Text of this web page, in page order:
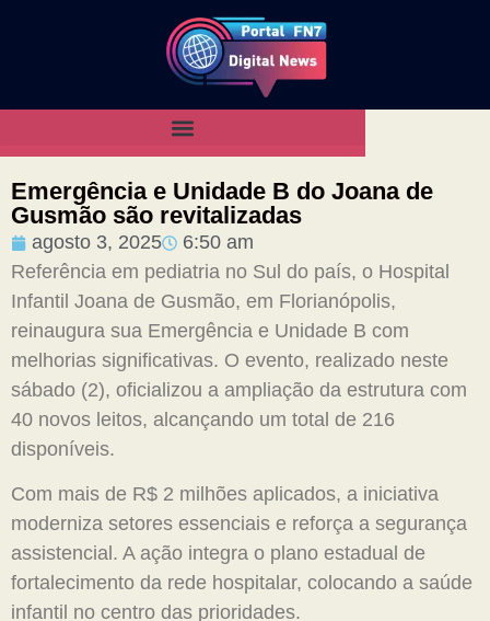
Emergência e Unidade B do Joana de
Gusmão são revitalizadas
agosto 3, 2025
6:50 am
Referência em pediatria no Sul do país, o Hospital
Infantil Joana de Gusmão, em Florianópolis,
reinaugura sua Emergência e Unidade B com
melhorias significativas. O evento, realizado neste
sábado (2), oficializou a ampliação da estrutura com
40 novos leitos, alcançando um total de 216
disponíveis.
Com mais de R$ 2 milhões aplicados, a iniciativa
moderniza setores essenciais e reforça a segurança
assistencial. A ação integra o plano estadual de
fortalecimento da rede hospitalar, colocando a saúde
infantil no centro das prioridades.